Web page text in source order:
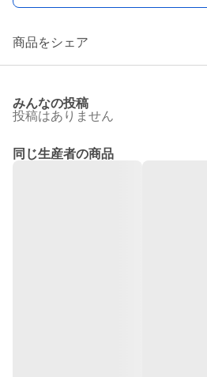
商品をシェア
みんなの投稿
投稿はありません
同じ生産者の商品